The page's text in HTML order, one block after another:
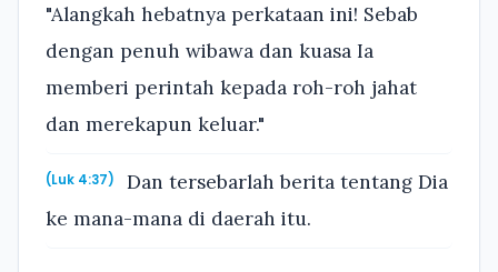
"Alangkah hebatnya perkataan ini! Sebab
dengan penuh wibawa dan kuasa Ia
memberi perintah kepada roh-roh jahat
dan merekapun keluar."
(Luk 4:37)
Dan tersebarlah berita tentang Dia
ke mana-mana di daerah itu.